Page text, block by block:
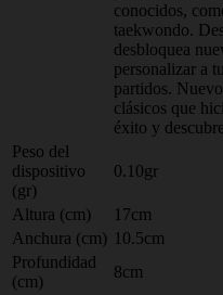
conocidos,
taekwondo.
desbloquea
personalizar a
partidos.
clásicos que
éxito y
Peso del
dispositivo
(gr)
0.10gr
Altura (cm)
17cm
Anchura (cm) 10.5cm
Profundidad
(cm)
8cm